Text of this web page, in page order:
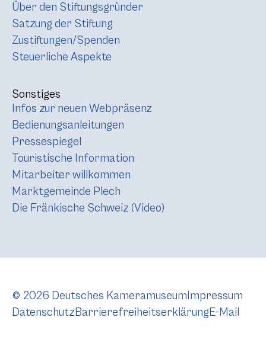
Über den Stiftungsgründer
Satzung der Stiftung
Zustiftungen/Spenden
Steuerliche Aspekte
Sonstiges
Infos zur neuen Webpräsenz
Bedienungsanleitungen
Pressespiegel
Touristische Information
Mitarbeiter willkommen
Marktgemeinde Plech
Die Fränkische Schweiz (Video)
© 2026 Deutsches Kameramuseum Impressum
DatenschutzBarrierefreiheitserklärungE-Mail